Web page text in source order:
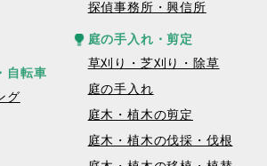
自転車
グ
探偵事務所・興信所
庭の手入れ・剪定
草刈り・芝刈り・除草
庭の手入れ
庭木・植木の剪定
庭木・植木の伐採・伐根